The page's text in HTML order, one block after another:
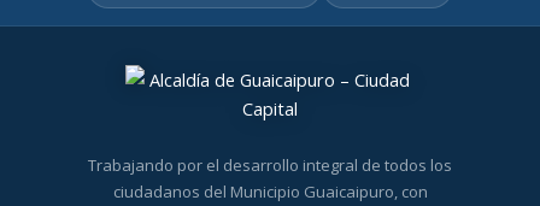
Trabajando por el desarrollo integral de todos los
ciudadanos del Municipio Guaicaipuro, con